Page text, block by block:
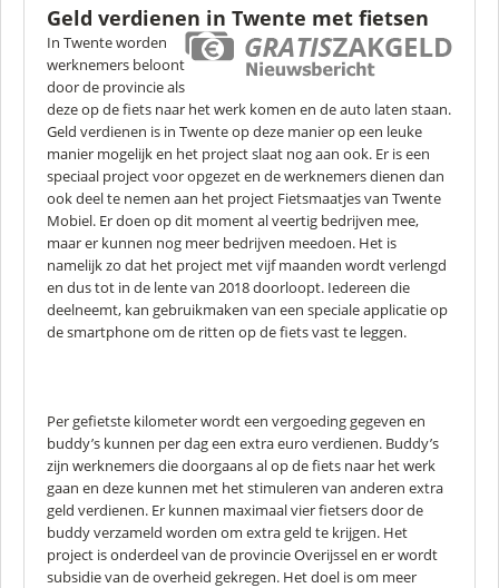
Geld verdienen in Twente met fietsen
In Twente worden
werknemers beloont
door de provincie als
deze op de fiets naar het werk komen en de auto laten staan.
Geld verdienen is in Twente op deze manier op een leuke
manier mogelijk en het project slaat nog aan ook. Er is een
speciaal project voor opgezet en de werknemers dienen dan
ook deel te nemen aan het project Fietsmaatjes van Twente
Mobiel. Er doen op dit moment al veertig bedrijven mee,
maar er kunnen nog meer bedrijven meedoen. Het is
namelijk zo dat het project met vijf maanden wordt verlengd
en dus tot in de lente van 2018 doorloopt. Iedereen die
deelneemt, kan gebruikmaken van een speciale applicatie op
de smartphone om de ritten op de fiets vast te leggen.
Per gefietste kilometer wordt een vergoeding gegeven en
buddy’s kunnen per dag een extra euro verdienen. Buddy’s
zijn werknemers die doorgaans al op de fiets naar het werk
gaan en deze kunnen met het stimuleren van anderen extra
geld verdienen. Er kunnen maximaal vier fietsers door de
buddy verzameld worden om extra geld te krijgen. Het
project is onderdeel van de provincie Overijssel en er wordt
subsidie van de overheid gekregen. Het doel is om meer